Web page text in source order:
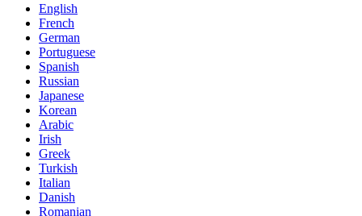
English
French
German
Portuguese
Spanish
Russian
Japanese
Korean
Arabic
Irish
Greek
Turkish
Italian
Danish
Romanian